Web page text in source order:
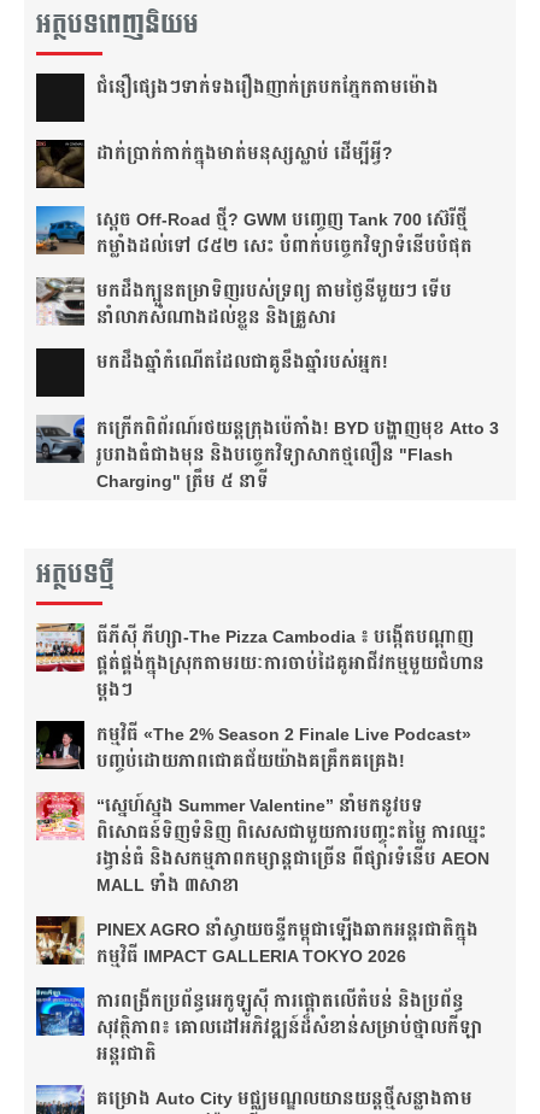
អត្ថបទពេញនិយម
ជំនឿ​ផ្សេងៗ​ទាក់ទង​រឿង​ញាក់​ត្របក​ភ្នែក​តាម​ម៉ោង​
ដាក់​ប្រាក់​កាក់​ក្នុង​មាត់​មនុស្ស​ស្លាប់ ដើម្បី​អ្វី?
ស្តេច Off-Road ថ្មី? GWM បញ្ចេញ Tank 700 ស៊េរីថ្មី
កម្លាំងដល់ទៅ ៨៥២ សេះ បំពាក់បច្ចេកវិទ្យាទំនើបបំផុត
មកដឹងក្បួនតម្រាទិញរបស់ទ្រព្យ តាមថ្ងៃនីមួយៗ ទើប
នាំលាភសំណាងដល់ខ្លួន និងគ្រួសារ
មក​ដឹងឆ្នាំ​កំណើត​ដែល​ជា​គូ​នឹង​ឆ្នាំ​របស់​អ្នក!​
កក្រើកពិព័រណ៍រថយន្តក្រុងប៉េកាំង! BYD បង្ហាញមុខ Atto 3
រូបរាងធំជាងមុន និងបច្ចេកវិទ្យាសាកថ្មលឿន "Flash
Charging" ត្រឹម ៥ នាទី
អត្ថបទថ្មី
ធីភីស៊ី ភីហ្សា-The Pizza Cambodia ៖ បង្កើត​បណ្តាញ​
ផ្គត់ផ្គង់​ក្នុង​ស្រុក​តាមរយៈ​ការ​ចាប់​ដៃ​គូ​អាជីវកម្ម​មួយ​ជំហាន​
ម្តងៗ​
កម្មវិធី «The 2% Season 2 Finale Live Podcast»
បញ្ចប់ដោយភាពជោគជ័យយ៉ាងគគ្រឹកគគ្រេង!
“ស្នេហ៍ស្នង Summer Valentine” នាំមកនូវបទ
ពិសោធន៍ទិញទំនិញ ពិសេសជាមួយការបញ្ចុះតម្លៃ ការឈ្នះ
រង្វាន់ធំ និងសកម្មភាពកម្សាន្តជាច្រើន ពីផ្សារទំនើប AEON
MALL ទាំង ៣សាខា
PINEX AGRO នាំ​ស្វាយចន្ទី​កម្ពុជា​ឡើង​ឆាក​អន្តរជាតិ​​ក្នុង​
កម្មវិធី​ IMPACT GALLERIA TOKYO 2026
ការពង្រីកប្រព័ន្ធអេកូឡូស៊ី ការផ្តោតលើតំបន់ និងប្រព័ន្ធ
សុវត្ថិភាព៖ គោលដៅអភិវឌ្ឍន៍ដ៏សំខាន់សម្រាប់ថ្នាលកីឡា
អន្តរជាតិ
គម្រោង Auto City មជ្ឈមណ្ឌលយានយន្តថ្មីសន្លាង​តាម